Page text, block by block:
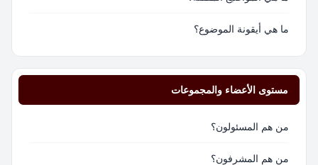
ما هي أيقونة الموضوع؟
مستوى الأعضاء والمجموعات
من هم المسئولون؟
من هم المشرفون؟